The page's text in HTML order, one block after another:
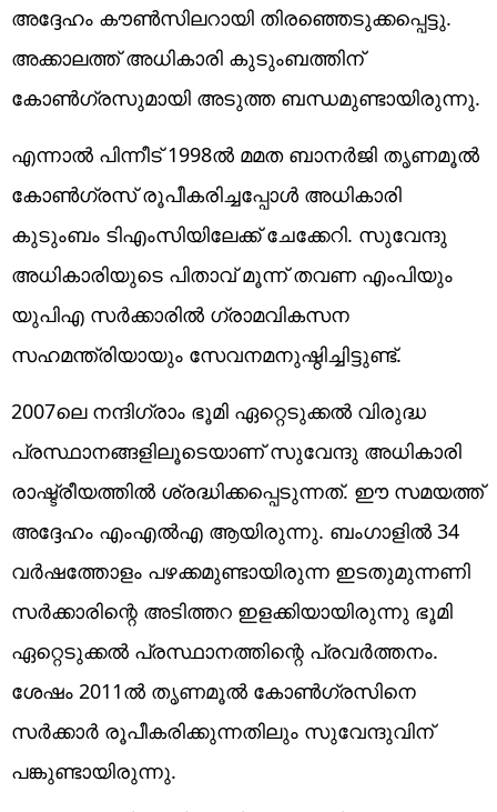
അദ്ദേഹം കൗണ്‍സിലറായി തിരഞ്ഞെടുക്കപ്പെട്ടു.
അക്കാലത്ത് അധികാരി കുടുംബത്തിന്
കോണ്‍ഗ്രസുമായി അടുത്ത ബന്ധമുണ്ടായിരുന്നു.
എന്നാല്‍ പിന്നീട് 1998ല്‍ മമത ബാനര്‍ജി തൃണമൂല്‍
കോണ്‍ഗ്രസ് രൂപീകരിച്ചപ്പോള്‍ അധികാരി
കുടുംബം ടിഎംസിയിലേക്ക് ചേക്കേറി. സുവേന്ദു
അധികാരിയുടെ പിതാവ് മൂന്ന് തവണ എംപിയും
യുപിഎ സര്‍ക്കാരില്‍ ഗ്രാമവികസന
സഹമന്ത്രിയായും സേവനമനുഷ്ഠിച്ചിട്ടുണ്ട്.
2007ലെ നന്ദിഗ്രാം ഭൂമി ഏറ്റെടുക്കല്‍ വിരുദ്ധ
പ്രസ്ഥാനങ്ങളിലൂടെയാണ് സുവേന്ദു അധികാരി
രാഷ്ട്രീയത്തില്‍ ശ്രദ്ധിക്കപ്പെടുന്നത്. ഈ സമയത്ത്
അദ്ദേഹം എംഎല്‍എ ആയിരുന്നു. ബംഗാളില്‍ 34
വര്‍ഷത്തോളം പഴക്കമുണ്ടായിരുന്ന ഇടതുമുന്നണി
സര്‍ക്കാരിന്റെ അടിത്തറ ഇളക്കിയായിരുന്നു ഭൂമി
ഏറ്റെടുക്കല്‍ പ്രസ്ഥാനത്തിന്റെ പ്രവര്‍ത്തനം.
ശേഷം 2011ല്‍ തൃണമൂല്‍ കോണ്‍ഗ്രസിനെ
സര്‍ക്കാര്‍ രൂപീകരിക്കുന്നതിലും സുവേന്ദുവിന്
പങ്കുണ്ടായിരുന്നു.